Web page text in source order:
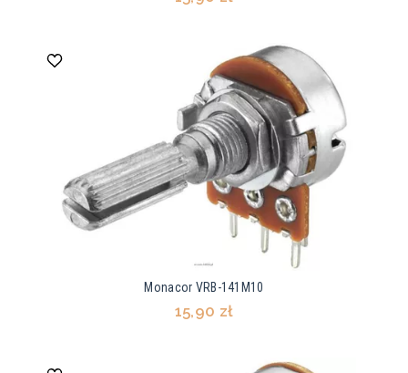
Monacor VRB-141M10
15,90 zł